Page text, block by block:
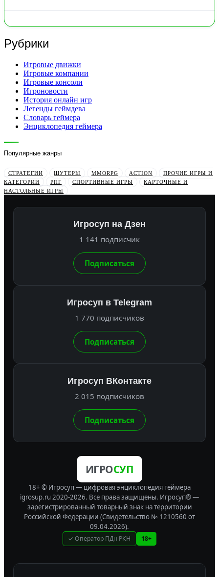
Рубрики
Игровые движки
Игровые компании
Игровые консоли
Игроновости
История онлайн игр
Легенды геймдева
Словарь геймера
Энциклопедия геймера
Популярные жанры
СТРАТЕГИИ ШУТЕРЫ MMORPG ACTION
ПРОЧИЕ ИГРЫ И
КАТЕГОРИИ
РПГ СПОРТИВНЫЕ ИГРЫ
КАРТОЧНЫЕ И
НАСТОЛЬНЫЕ ИГРЫ
Игросуп на Дзен
1 141 подписчик
Подписаться
Игросуп в Telegram
1 770 подписчиков
Подписаться
Игросуп ВКонтакте
2 015 подписчиков
Подписаться
ИГРОСУП
18+ © Игросуп — цифровая энциклопедия геймера
igrosup.ru 2020-2026. Все права защищены. Игросуп® —
зарегистрированный товарный знак на территории
Российской Федерации (Свидетельство № 1210560 от
09.04.2026).
✓ Оператор ПДн РКН 18+